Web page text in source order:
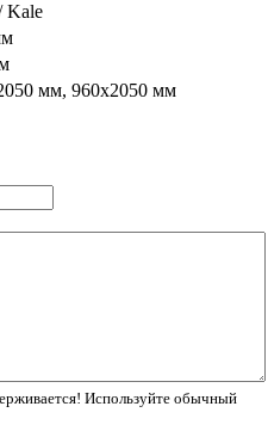
Kale
мм, 960х2050 мм
Используйте обычный